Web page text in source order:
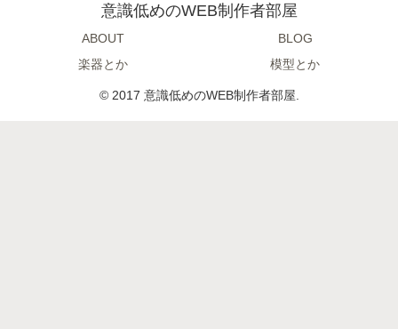
意識低めのWEB制作者部屋
ABOUT
BLOG
楽器とか
模型とか
© 2017 意識低めのWEB制作者部屋.